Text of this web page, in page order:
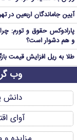
آیین جاماندگان اربعین در
پارادوکس حقوق و تورم:
و هم دشوار است؟
طلا به ریل افزایش قیمت
وب
دانش
آوای